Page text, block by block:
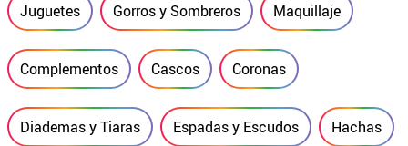
Juguetes Gorros y Sombreros Maquillaje
Complementos Cascos Coronas
Diademas y Tiaras Espadas y Escudos Hachas